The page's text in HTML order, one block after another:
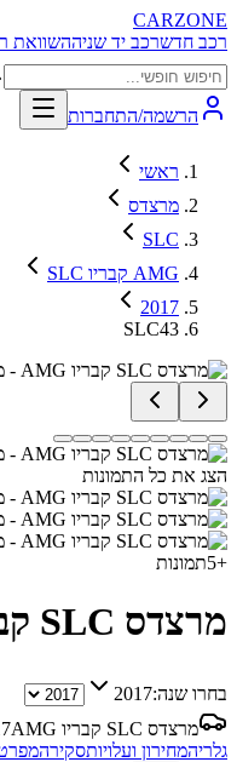
CARZONE
רכב חדשרכב יד שניההשוואת
הרשמה/התחברות
ראשי
מרצדס
SLC
SLC קבריו AMG
2017
SLC43
הצג את כל התמונות
+
5תמונות
מרצדס SLC קבריו AMG
בחרו שנה:2017
מרצדס SLC קבריו AMG
גלריהמחירון ועלויותסקירה